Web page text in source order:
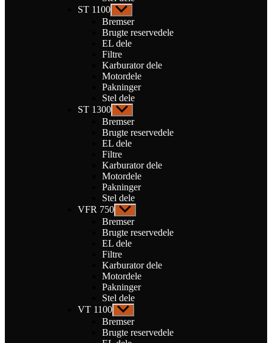
ST 1100 Vis
undermenu
Bremser
Brugte reservedele
EL dele
Filtre
Karburator dele
Motordele
Pakninger
Stel dele
ST 1300 Vis
undermenu
Bremser
Brugte reservedele
EL dele
Filtre
Karburator dele
Motordele
Pakninger
Stel dele
VFR 750 Vis
undermenu
Bremser
Brugte reservedele
EL dele
Filtre
Karburator dele
Motordele
Pakninger
Stel dele
VT 1100 Vis
undermenu
Bremser
Brugte reservedele